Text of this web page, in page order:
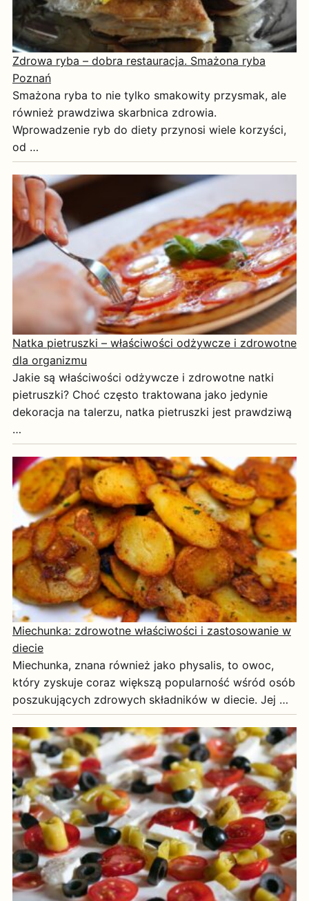
Zdrowa ryba – dobra restauracja. Smażona ryba
Poznań
Smażona ryba to nie tylko smakowity przysmak, ale
również prawdziwa skarbnica zdrowia.
Wprowadzenie ryb do diety przynosi wiele korzyści,
od …
Natka pietruszki – właściwości odżywcze i zdrowotne
dla organizmu
Jakie są właściwości odżywcze i zdrowotne natki
pietruszki? Choć często traktowana jako jedynie
dekoracja na talerzu, natka pietruszki jest prawdziwą
…
Miechunka: zdrowotne właściwości i zastosowanie w
diecie
Miechunka, znana również jako physalis, to owoc,
który zyskuje coraz większą popularność wśród osób
poszukujących zdrowych składników w diecie. Jej …